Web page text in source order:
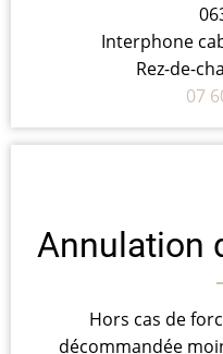
Interphone
Rez-de-
07
Annulation
Hors cas de
décommandée